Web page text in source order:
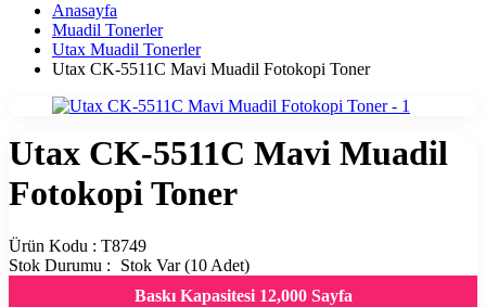
Anasayfa
Muadil Tonerler
Utax Muadil Tonerler
Utax CK-5511C Mavi Muadil Fotokopi Toner
Utax CK-5511C Mavi Muadil
Fotokopi Toner
Ürün Kodu : T8749
Stok Durumu :
Stok Var (10 Adet)
Baskı Kapasitesi 12,000 Sayfa